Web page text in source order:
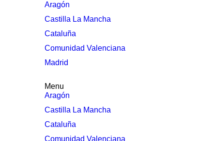
Aragón
Castilla La Mancha
Cataluña
Comunidad Valenciana
Madrid
Menu
Aragón
Castilla La Mancha
Cataluña
Comunidad Valenciana